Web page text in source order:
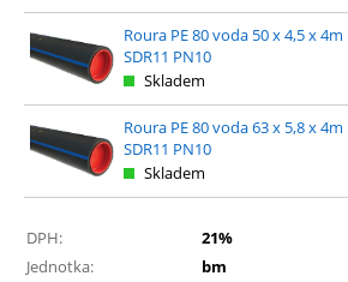
Roura PE 80 voda 50 x 4,5 x 4m
SDR11 PN10
Skladem
Roura PE 80 voda 63 x 5,8 x 4m
SDR11 PN10
Skladem
DPH:
21%
Jednotka:
bm